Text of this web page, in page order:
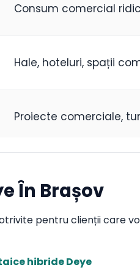
Consum comercial
Hale, hoteluri, spații
Proiecte comerciale,
În Brașov
pentru clienții care
hibride Deye